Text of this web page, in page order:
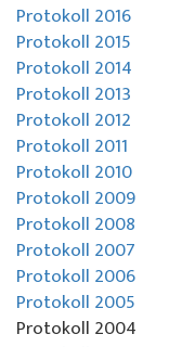
Special offers
Team events
Willy's ski rental
Ski tickets
Our restaurant
Colani ski rental
Ski tickets La
La Punt
About the ski
Team
Demo team
Partners &
FAQ
Jobs
Protokoll 2016
Protokoll 2015
Protokoll 2014
Protokoll 2013
Protokoll 2012
Protokoll 2011
Protokoll 2010
Protokoll 2009
Protokoll 2008
Protokoll 2007
Protokoll 2006
Protokoll 2005
Protokoll 2004